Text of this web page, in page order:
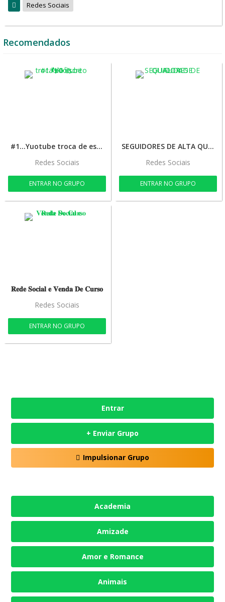
Redes Sociais
Recomendados
#1…Yuotube troca de escrito 👣♻️🚀
Redes Sociais
ENTRAR NO GRUPO
SEGUIDORES DE ALTA QUALIDADE
Redes Sociais
ENTRAR NO GRUPO
𝐑𝐞𝐝𝐞 𝐒𝐨𝐜𝐢𝐚𝐥 𝐞 𝐕𝐞𝐧𝐝𝐚 𝐃𝐞 𝐂𝐮𝐫𝐬𝐨
Redes Sociais
ENTRAR NO GRUPO
Entrar
+ Enviar Grupo
Impulsionar Grupo
Academia
Amizade
Amor e Romance
Animais